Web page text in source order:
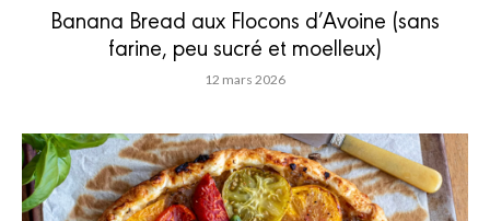
Banana Bread aux Flocons d’Avoine (sans
farine, peu sucré et moelleux)
12 mars 2026